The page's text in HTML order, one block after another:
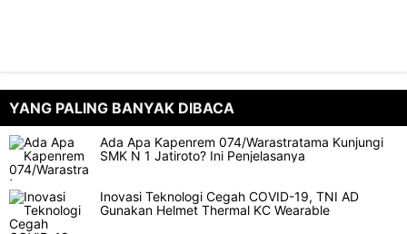
YANG PALING BANYAK DIBACA
Ada Apa Kapenrem 074/Warastratama Kunjungi
SMK N 1 Jatiroto? Ini Penjelasanya
Inovasi Teknologi Cegah COVID-19, TNI AD
Gunakan Helmet Thermal KC Wearable